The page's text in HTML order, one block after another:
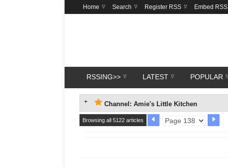
Home Search Register RSS Embed RSS
RSSING>> LATEST POPULAR
Channel: Amie's Little Kitchen
Browsing all 5122 articles